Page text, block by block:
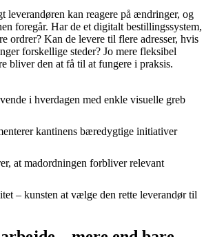
leverandøren kan reagere på ændringer, og
foregår. Har de et digitalt bestillingssystem,
ordrer? Kan de levere til flere adresser, hvis
forskellige steder? Jo mere fleksibel
bliver den at få til at fungere i praksis.
i hverdagen med enkle visuelle greb
kantinens bæredygtige initiativer
at madordningen forbliver relevant
– kunsten at vælge den rette leverandør til